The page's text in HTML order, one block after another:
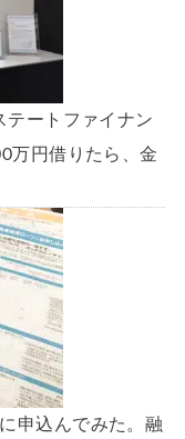
テートファイナン
万円借りたら、金
申込んでみた。融